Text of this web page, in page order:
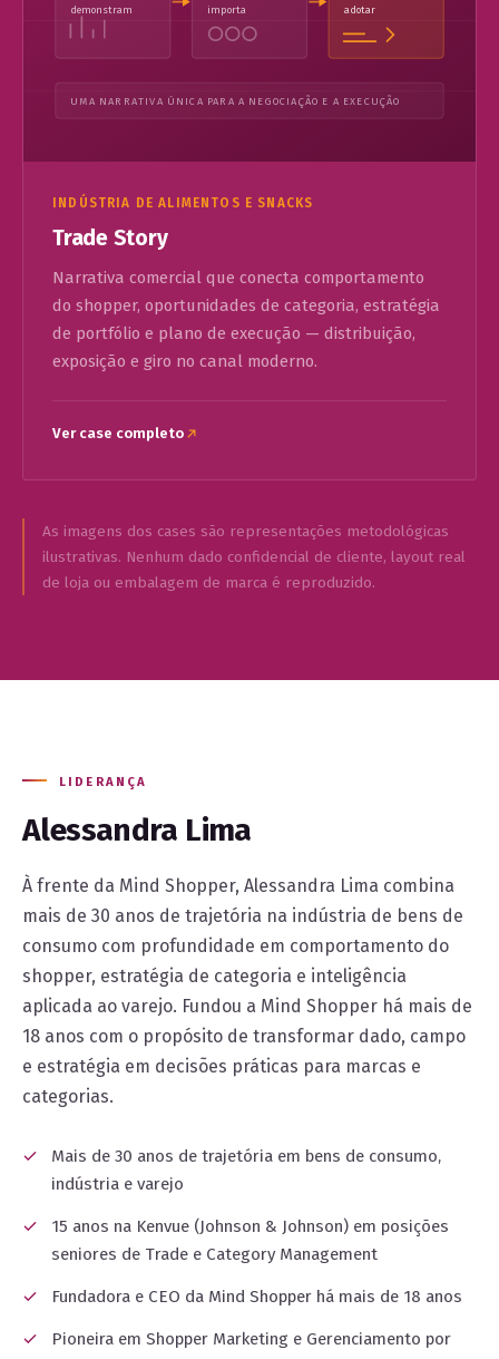
demonstram
importa
adotar
UMA NARRATIVA ÚNICA PARA A NEGOCIAÇÃO E A EXECUÇÃO
INDÚSTRIA DE ALIMENTOS E SNACKS
Trade Story
Narrativa comercial que conecta comportamento
do shopper, oportunidades de categoria, estratégia
de portfólio e plano de execução — distribuição,
exposição e giro no canal moderno.
Ver case completo
As imagens dos cases são representações metodológicas
ilustrativas. Nenhum dado confidencial de cliente, layout real
de loja ou embalagem de marca é reproduzido.
LIDERANÇA
Alessandra Lima
À frente da Mind Shopper, Alessandra Lima combina
mais de 30 anos de trajetória na indústria de bens de
consumo com profundidade em comportamento do
shopper, estratégia de categoria e inteligência
aplicada ao varejo. Fundou a Mind Shopper há mais de
18 anos com o propósito de transformar dado, campo
e estratégia em decisões práticas para marcas e
categorias.
Mais de 30 anos de trajetória em bens de consumo,
indústria e varejo
15 anos na Kenvue (Johnson & Johnson) em posições
seniores de Trade e Category Management
Fundadora e CEO da Mind Shopper há mais de 18 anos
Pioneira em Shopper Marketing e Gerenciamento por